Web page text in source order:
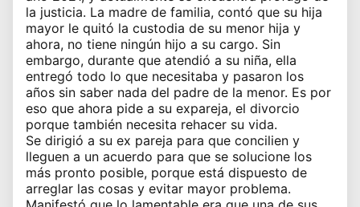
la justicia. La madre de familia, contó que su hija
mayor le quitó la custodia de su menor hija y
ahora, no tiene ningún hijo a su cargo. Sin
embargo, durante que atendió a su niña, ella
entregó todo lo que necesitaba y pasaron los
años sin saber nada del padre de la menor. Es por
eso que ahora pide a su expareja, el divorcio
porque también necesita rehacer su vida.
Se dirigió a su ex pareja para que concilien y
lleguen a un acuerdo para que se solucione los
más pronto posible, porque está dispuesto de
arreglar las cosas y evitar mayor problema.